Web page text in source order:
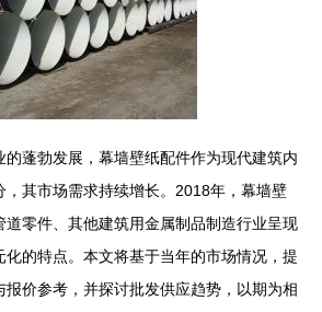
的蓬勃发展，幕墙壁纸配件作为现代建筑内
，其市场需求持续增长。2018年，幕墙壁
道零件、其他建筑用金属制品制造行业呈现
的特点。本文将基于当年的市场情况，提
价参考，并探讨批发供应趋势，以期为相